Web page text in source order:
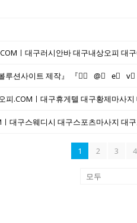
ㅣ대구러시안바 대구내상오피 대
피.COMㅣ대구휴게텔 대구황제마사
대구스웨디시 대구스포츠마사지 대
1 2 3 4